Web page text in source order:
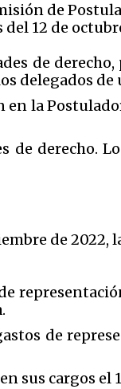
de
12 de
de
delegados
la
de derecho.
de
de
sus cargos el